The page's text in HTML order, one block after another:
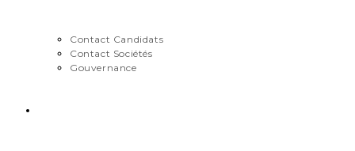
Contact Candidats
Contact Sociétés
Gouvernance